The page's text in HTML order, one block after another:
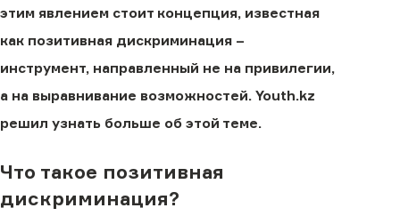
этим явлением стоит концепция, известная
как позитивная дискриминация –
инструмент, направленный не на привилегии,
а на выравнивание возможностей. Youth.kz
решил узнать больше об этой теме.
Что такое позитивная
дискриминация?